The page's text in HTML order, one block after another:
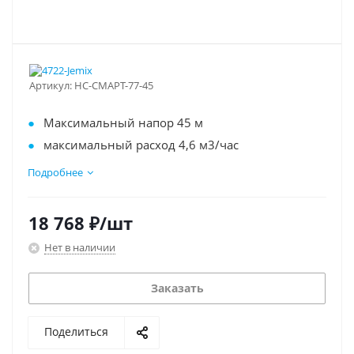
Артикул: НС-СМАРТ-77-45
Максимальный напор 45 м
максимальный расход 4,6 м3/час
присоединение 1"
Подробнее
18 768 ₽/шт
Нет в наличии
Заказать
Поделиться